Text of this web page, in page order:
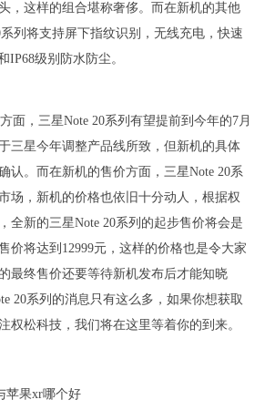
，这样的组合堪称奢侈。而在新机的其他
列将支持屏下指纹识别，无线充电，快速
IP68级别防水防尘。
面，三星Note 20系列有望提前到今年的7月
三星今年调整产品线所致，但新机的具体
认。而在新机的售价方面，三星Note 20系
场，新机的价格也依旧十分动人，根据权
全新的三星Note 20系列的起步售价将会是
价将达到12999元，这样的价格也是令大家
最终售价还要等待新机发布后才能知晓
20系列的消息只有这么多，如果你想获取
权松科技，我们将在这里等着你的到来。
苹果xr哪个好